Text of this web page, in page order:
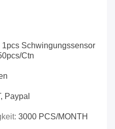
1pcs Schwingungssensor
ctn
Paypal
3000 PCS/MONTH